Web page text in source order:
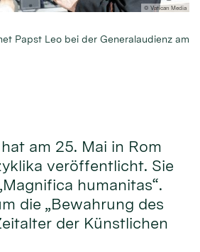
© Vatican Media
Papst Leo bei der Generalaudienz am
am 25. Mai in Rom
veröffentlicht. Sie
humanitas“.
die „Bewahrung des
der Künstlichen